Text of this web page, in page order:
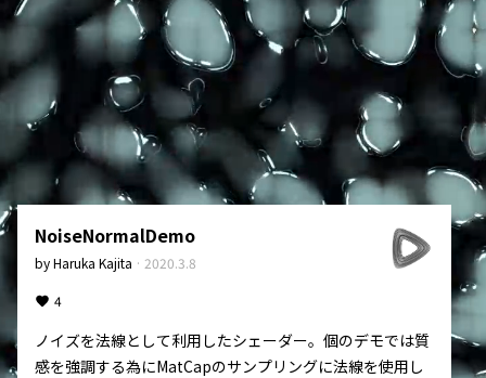
NoiseNormalDemo
byHaruka Kajita · 2020.3.8
4
ノイズを法線として利用したシェーダー。個のデモでは質
感を強調する為にMatCapのサンプリングに法線を使用し